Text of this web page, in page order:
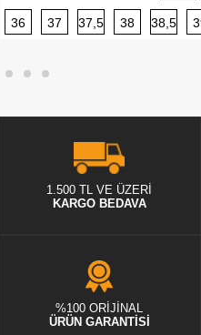
40 40,5 41 42 42,5
36 37 37,5 38 38,5
1.500 TL VE ÜZERİ
KARGO BEDAVA
%100 ORİJİNAL
ÜRÜN GARANTİSİ